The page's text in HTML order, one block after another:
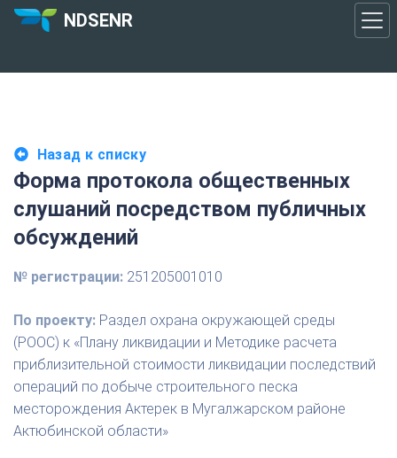
NDSENR
Назад к списку
Форма протокола общественных
слушаний посредством публичных
обсуждений
№ регистрации: 251205001010
По проекту: Раздел охрана окружающей среды
(РООС) к «Плану ликвидации и Методике расчета
приблизительной стоимости ликвидации последствий
операций по добыче строительного песка
месторождения Актерек в Мугалжарском районе
Актюбинской области»